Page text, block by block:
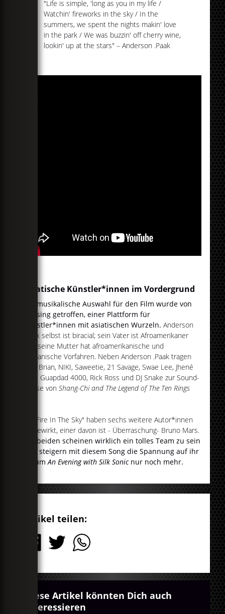
"Life is simple, 'long as you in my life /
Watchin' fireworks in the sky / In the
summers, we spent the nights makin' love
in the park / We was buzzin' off cherry wine,
lookin' up at the stars" – Anderson .Paak
Asiatische Künstler*innen im Vordergrund
Die musikalische Auswahl für den Film wurde von
88rising getroffen, einer Plattform für
Künstler*innen mit asiatischen Wurzeln. Anderson
.Paak selbst ist biracial; sein Vater ist Afroamerikaner
und seine Mutter hat afroamerikanische und
koreanische Vorfahren. Neben Anderson .Paak tragen
Rich Brian, NIKI, Saweetie, 21 Savage, Swae Lee, Jhené
Aiko, Guapdad 4000, Rick Ross und DJ Snake zur Sound-
Kullise vonShang-Chi and The Legend of The Ten Rings
An "Fire In The Sky" haben sechs weitere Autor*innen
mitgewirkt, einer davon ist - Überraschung- Bruno Mars.
Die beiden scheinen wirklich ein tolles Team zu sein
und steigern mit diesem Song die Spannung auf ihr
AlbumAn Evening with Silk Sonicnur noch mehr.
Artikel teilen:
Diese Artikel könnten Dich auch
interessieren